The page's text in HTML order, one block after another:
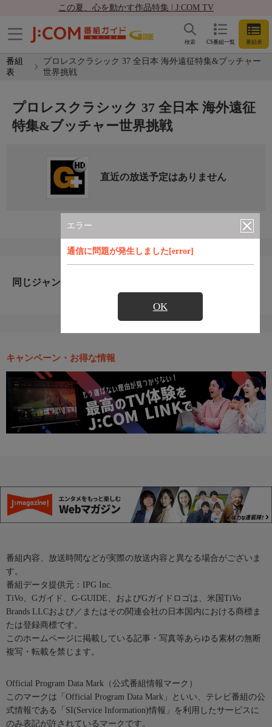
この夏、心を動かす作品特集 | J:COM TV
CS番組一覧 番組表
検索
番組
表
プロレスクラシック 37 全日本 海外遠征特集&ブッチャー
世界挑戦
エラー
通信に問題が発生しました[error]
OK
プロレスクラシック 37 全日本 海外遠征
特集&ブッチャー世界挑戦
直近の放送予定はありません
同じジャンルのおすすめ番組
キャンペーン・お得な情報
番組内容、放送時間などが実際の放送内容と異なる場合がございま
す。
番組データ提供元：IPG Inc.
TiVo、Gガイド、G-GUIDE、およびGガイドロゴは、米国TiVo
Brands LLCおよび／またはその関連会社の日本国内における商標ま
たは登録商標です。
このホームページに掲載している記事・写真等あらゆる素材の無断
複写・転載を禁じます。
Official Program Data Mark（公式番組情報マーク）
このマークは「Official Program Data Mark」といい、テレビ番組の公
式情報である「SI(Service Information)情報」を利用したサービスに
のみ表記が許されているマークです。